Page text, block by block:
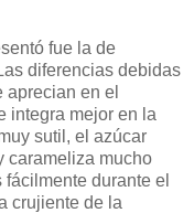
fue la de
diferencias debidas
aprecian en el
integra mejor en la
sutil, el azúcar
carameliza mucho
durante el
crujiente de la